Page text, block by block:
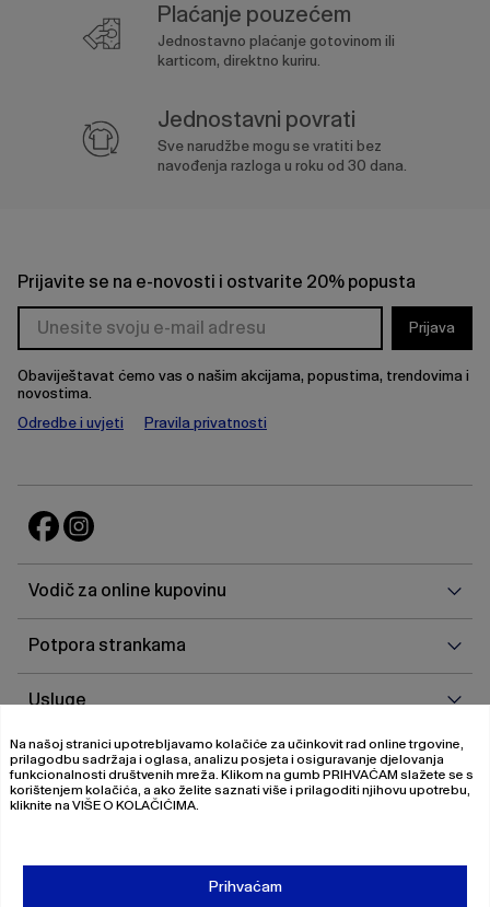
Plaćanje pouzećem
Jednostavno plaćanje gotovinom ili
karticom, direktno kuriru.
Jednostavni povrati
Sve narudžbe mogu se vratiti bez
navođenja razloga u roku od 30 dana.
Prijavite se na e-novosti i ostvarite 20% popusta
Prijava
Obaviještavat ćemo vas o našim akcijama, popustima, trendovima i
novostima.
Odredbe i uvjeti
Pravila privatnosti
Vodič za online kupovinu
Potpora strankama
Usluge
O
O nama
© 2026 Magistrat International
Pravila o privatnosti
Na našoj stranici upotrebljavamo kolačiće za učinkovit rad online trgovine,
prilagodbu sadržaja i oglasa, analizu posjeta i osiguravanje djelovanja
funkcionalnosti društvenih mreža. Klikom na gumb PRIHVAĆAM slažete se s
korištenjem kolačića, a ako želite saznati više i prilagoditi njihovu upotrebu,
kliknite na VIŠE O KOLAČIĆIMA.
Prihvaćam